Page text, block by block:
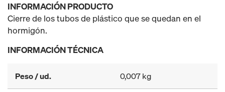
INFORMACIÓN PRODUCTO
Cierre de los tubos de plástico que se quedan en el
hormigón.
INFORMACIÓN TÉCNICA
Peso / ud. 0,007 kg